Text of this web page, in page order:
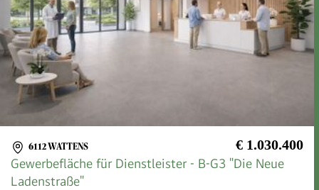
6112 WATTENS € 1.030.400
Gewerbefläche für Dienstleister - B-G3 "Die Neue
Ladenstraße"